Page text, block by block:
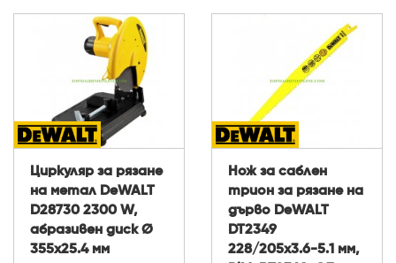
Циркуляр за рязане
на метал DeWALT
D28730 2300 W,
абразивен диск Ø
355х25.4 мм
Нож за саблен
трион за рязане на
дърво DeWALT
DT2349
228/205x3.6-5.1 мм,